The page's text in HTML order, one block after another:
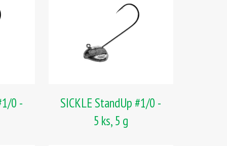
0 -
SICKLE StandUp #1/0 -
5 ks, 5 g